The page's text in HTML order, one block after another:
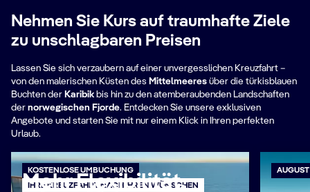
Nehmen Sie Kurs auf traumhafte Ziele
zu unschlagbaren Preisen
Lassen Sie sich verzaubern auf einer unvergesslichen Kreuzfahrt –
von den malerischen Küsten des Mittelmeeres über die türkisblauen
Buchten der Karibik bis hin zu den atemberaubenden Landschaften
der norwegischen Fjorde. Entdecken Sie unsere exklusiven
Angebote und starten Sie mit nur einem Klick in Ihren perfekten
Urlaub.
KOSTENLOSE UMBUCHUNG
IHRE KREUZFAHRT NACH IHREN WÜNSCHEN
Mehr Flexibilität.